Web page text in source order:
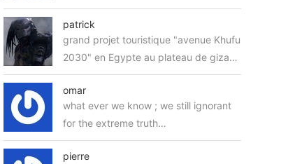
patrick
grand projet touristique "avenue Khufu
2030" en Egypte au plateau de giza…
omar
what ever we know ; we still ignorant
for the extreme truth…
pierre